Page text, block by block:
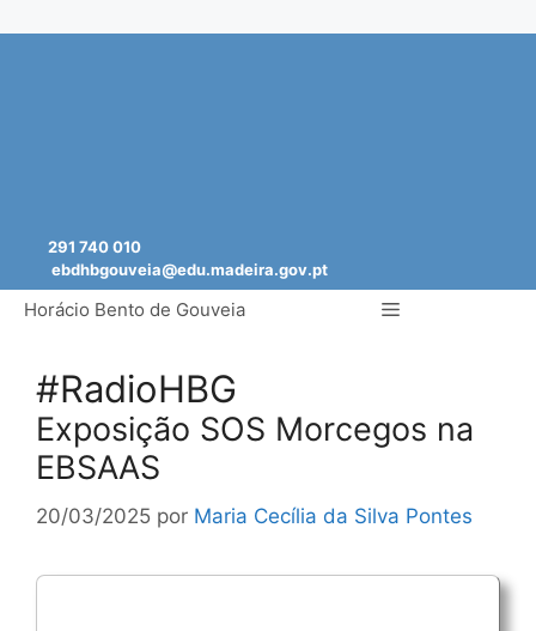
291 740 010
ebdhbgouveia@edu.madeira.gov.pt
Horácio Bento de Gouveia Menu
#RadioHBG
Exposição SOS Morcegos na
EBSAAS
20/03/2025 por Maria Cecília da Silva Pontes